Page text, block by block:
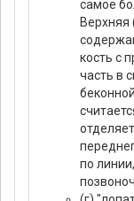
самое
Верхняя
кость с
часть в
по